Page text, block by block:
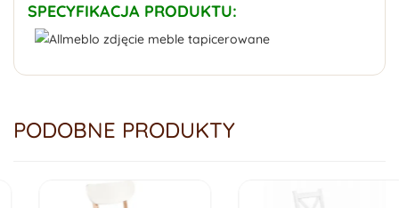
SPECYFIKACJA PRODUKTU:
PODOBNE PRODUKTY